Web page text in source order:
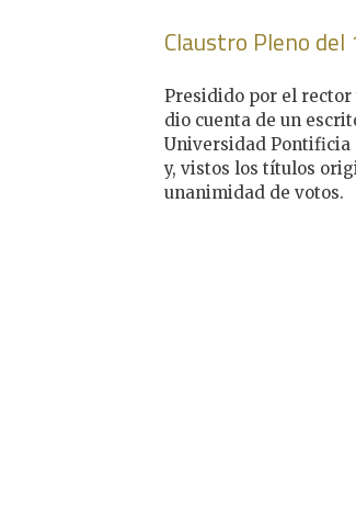
Claustro Pleno
Presidido por el rector
dio cuenta de un
Universidad Pontificia
y, vistos los títulos
unanimidad de votos.